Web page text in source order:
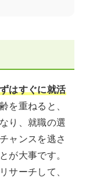
はすぐに就活
を重ねると、
り、就職の選
ャンスを逃さ
が大事です。
サーチして、